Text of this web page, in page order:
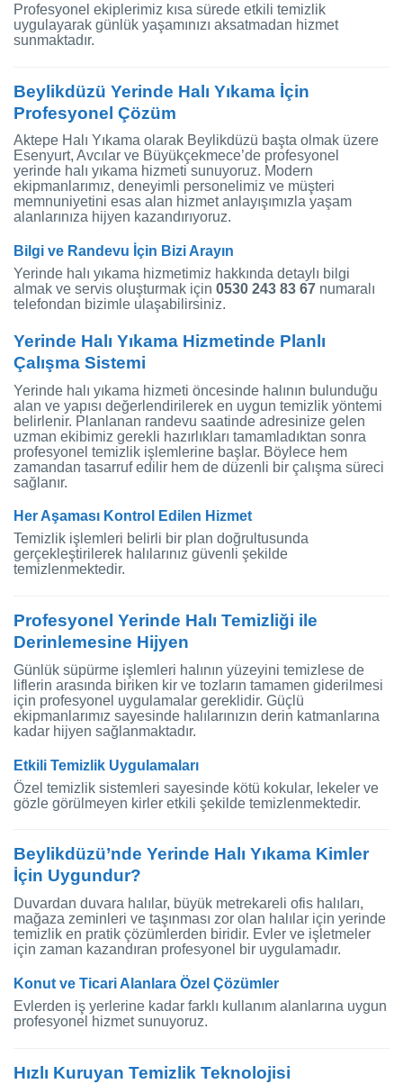
Profesyonel ekiplerimiz kısa sürede etkili temizlik
uygulayarak günlük yaşamınızı aksatmadan hizmet
sunmaktadır.
Beylikdüzü Yerinde Halı Yıkama İçin
Profesyonel Çözüm
Aktepe Halı Yıkama olarak Beylikdüzü başta olmak üzere
Esenyurt, Avcılar ve Büyükçekmece’de profesyonel
yerinde halı yıkama hizmeti sunuyoruz. Modern
ekipmanlarımız, deneyimli personelimiz ve müşteri
memnuniyetini esas alan hizmet anlayışımızla yaşam
alanlarınıza hijyen kazandırıyoruz.
Bilgi ve Randevu İçin Bizi Arayın
Yerinde halı yıkama hizmetimiz hakkında detaylı bilgi
almak ve servis oluşturmak için 0530 243 83 67 numaralı
telefondan bizimle ulaşabilirsiniz.
Yerinde Halı Yıkama Hizmetinde Planlı
Çalışma Sistemi
Yerinde halı yıkama hizmeti öncesinde halının bulunduğu
alan ve yapısı değerlendirilerek en uygun temizlik yöntemi
belirlenir. Planlanan randevu saatinde adresinize gelen
uzman ekibimiz gerekli hazırlıkları tamamladıktan sonra
profesyonel temizlik işlemlerine başlar. Böylece hem
zamandan tasarruf edilir hem de düzenli bir çalışma süreci
sağlanır.
Her Aşaması Kontrol Edilen Hizmet
Temizlik işlemleri belirli bir plan doğrultusunda
gerçekleştirilerek halılarınız güvenli şekilde
temizlenmektedir.
Profesyonel Yerinde Halı Temizliği ile
Derinlemesine Hijyen
Günlük süpürme işlemleri halının yüzeyini temizlese de
liflerin arasında biriken kir ve tozların tamamen giderilmesi
için profesyonel uygulamalar gereklidir. Güçlü
ekipmanlarımız sayesinde halılarınızın derin katmanlarına
kadar hijyen sağlanmaktadır.
Etkili Temizlik Uygulamaları
Özel temizlik sistemleri sayesinde kötü kokular, lekeler ve
gözle görülmeyen kirler etkili şekilde temizlenmektedir.
Beylikdüzü’nde Yerinde Halı Yıkama Kimler
İçin Uygundur?
Duvardan duvara halılar, büyük metrekareli ofis halıları,
mağaza zeminleri ve taşınması zor olan halılar için yerinde
temizlik en pratik çözümlerden biridir. Evler ve işletmeler
için zaman kazandıran profesyonel bir uygulamadır.
Konut ve Ticari Alanlara Özel Çözümler
Evlerden iş yerlerine kadar farklı kullanım alanlarına uygun
profesyonel hizmet sunuyoruz.
Hızlı Kuruyan Temizlik Teknolojisi